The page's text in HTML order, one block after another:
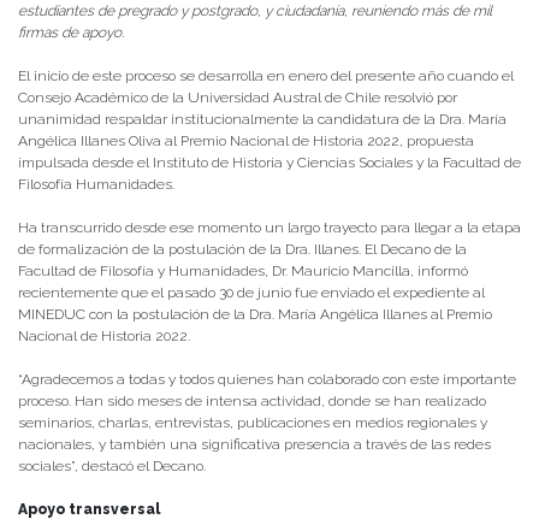
estudiantes de pregrado y postgrado, y ciudadanía, reuniendo más de mil
firmas de apoyo.
El inicio de este proceso se desarrolla en enero del presente año cuando el
Consejo Académico de la Universidad Austral de Chile resolvió por
unanimidad respaldar institucionalmente la candidatura de la Dra. María
Angélica Illanes Oliva al Premio Nacional de Historia 2022, propuesta
impulsada desde el Instituto de Historia y Ciencias Sociales y la Facultad de
Filosofía Humanidades.
Ha transcurrido desde ese momento un largo trayecto para llegar a la etapa
de formalización de la postulación de la Dra. Illanes. El Decano de la
Facultad de Filosofía y Humanidades, Dr. Mauricio Mancilla, informó
recientemente que el pasado 30 de junio fue enviado el expediente al
MINEDUC con la postulación de la Dra. María Angélica Illanes al Premio
Nacional de Historia 2022.
“Agradecemos a todas y todos quienes han colaborado con este importante
proceso. Han sido meses de intensa actividad, donde se han realizado
seminarios, charlas, entrevistas, publicaciones en medios regionales y
nacionales, y también una significativa presencia a través de las redes
sociales”, destacó el Decano.
Apoyo transversal